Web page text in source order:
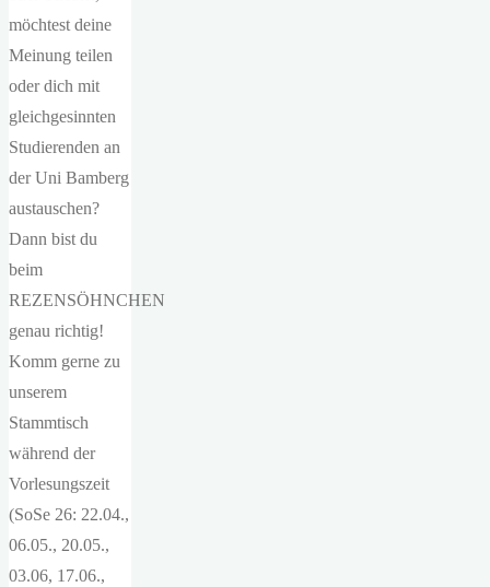
möchtest deine
Meinung teilen
oder dich mit
gleichgesinnten
Studierenden an
der Uni Bamberg
austauschen?
Dann bist du
beim
REZENSÖHNCHEN
genau richtig!
Komm gerne zu
unserem
Stammtisch
während der
Vorlesungszeit
(SoSe 26: 22.04.,
06.05., 20.05.,
03.06, 17.06.,